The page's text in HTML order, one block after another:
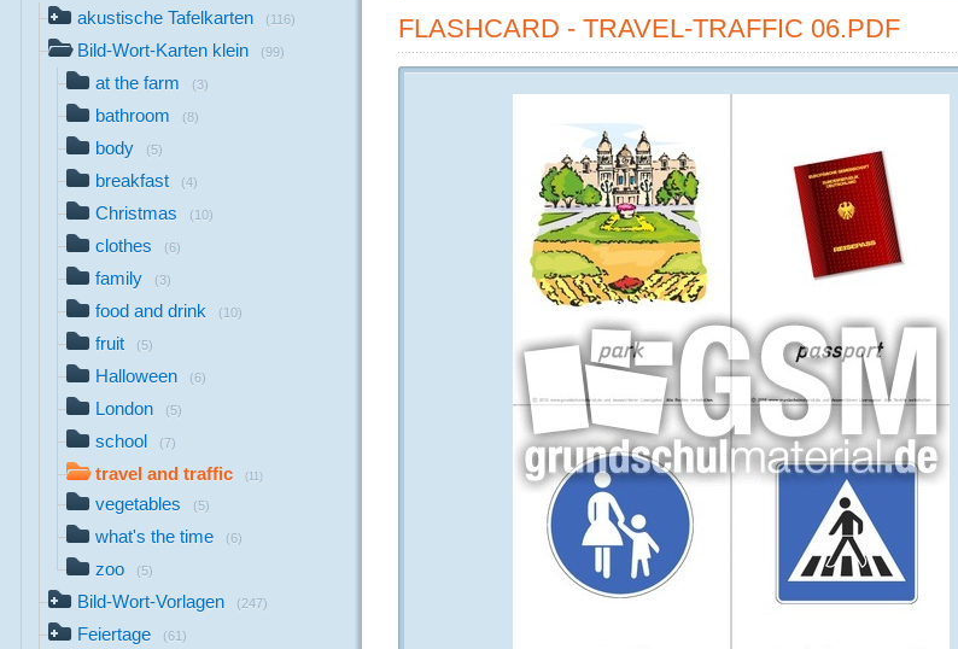
akustische Tafelkarten (116)
Bild-Wort-Karten klein (99)
at the farm (3)
bathroom (8)
body (5)
breakfast (4)
Christmas (10)
clothes (6)
family (3)
food and drink (10)
fruit (5)
Halloween (6)
London (5)
school (7)
travel and traffic (11)
vegetables (5)
what's the time (6)
zoo (5)
Bild-Wort-Vorlagen (247)
Feiertage (61)
FLASHCARD - TRAVEL-TRAFFIC 06.PDF